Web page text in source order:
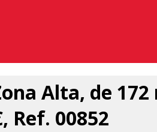
Alta, de 172
Ref. 00852